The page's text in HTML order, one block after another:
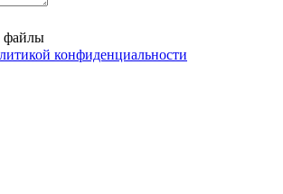
файлы
конфиденциальности